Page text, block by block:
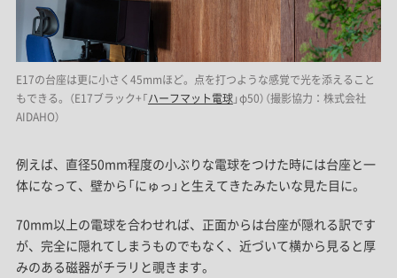
E17の台座は更に小さく45mmほど。点を打つような感覚で光を添えること
もできる。（E17ブラック+「ハーフマット電球」φ50）（撮影協力：株式会社
AIDAHO）
例えば、直径50mm程度の小ぶりな電球をつけた時には台座と一
体になって、壁から「にゅっ」と生えてきたみたいな見た目に。
70mm以上の電球を合わせれば、正面からは台座が隠れる訳です
が、完全に隠れてしまうものでもなく、近づいて横から見ると厚
みのある磁器がチラリと覗きます。